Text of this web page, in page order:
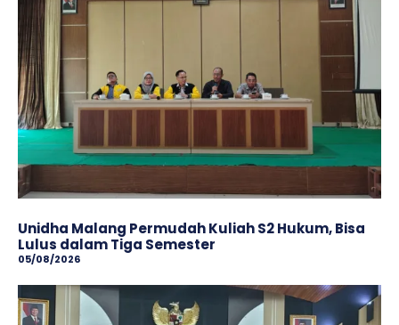
Unidha Malang Permudah Kuliah S2 Hukum, Bisa
Lulus dalam Tiga Semester
05/08/2026